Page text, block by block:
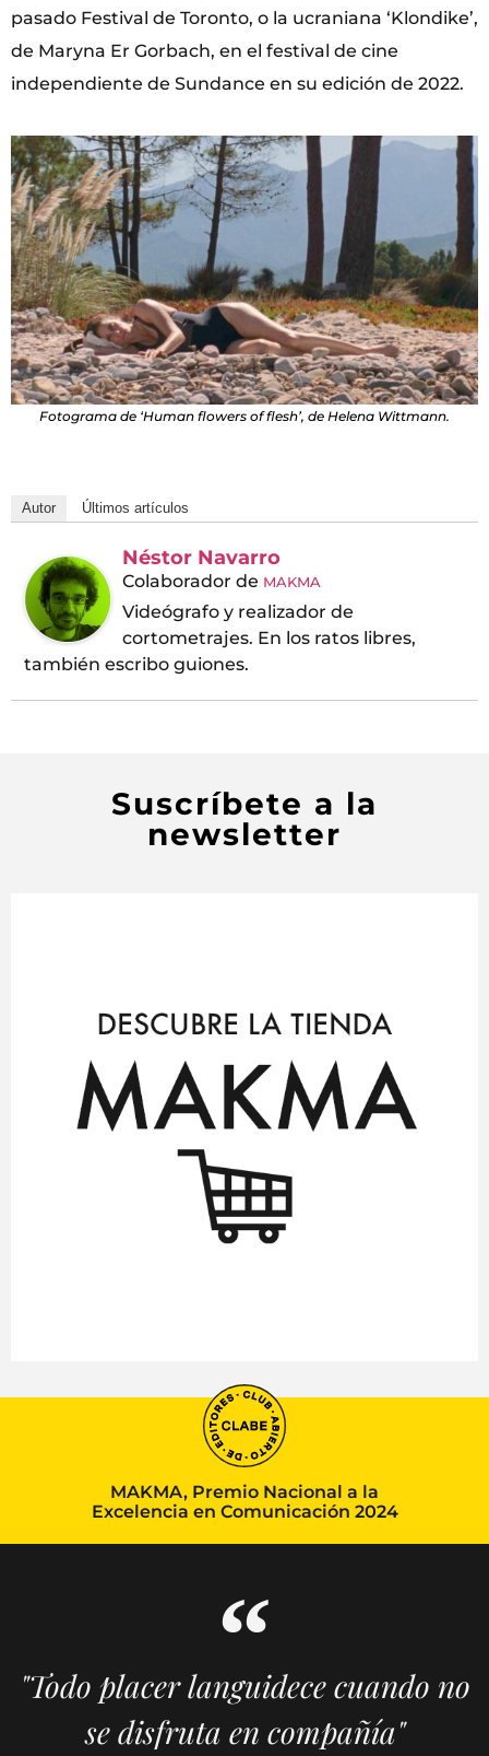
pasado Festival de Toronto, o la ucraniana ‘Klondike’,
de Maryna Er Gorbach, en el festival de cine
independiente de Sundance en su edición de 2022.
Fotograma de ‘Human flowers of flesh’, de Helena Wittmann.
Autor Últimos artículos
Néstor Navarro
Colaborador de MAKMA
Videógrafo y realizador de
cortometrajes. En los ratos libres,
también escribo guiones.
Suscríbete a la
newsletter
MAKMA, Premio Nacional a la
Excelencia en Comunicación 2024
"Todo placer languidece cuando no
se disfruta en compañía"